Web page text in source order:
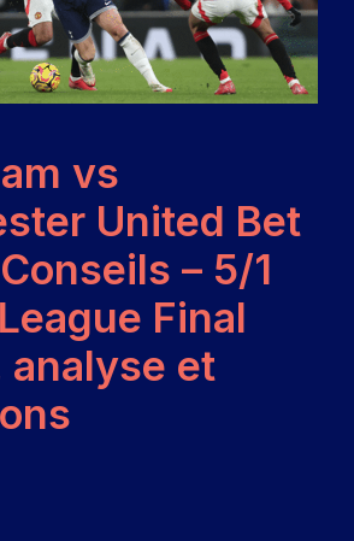
vs
United Bet
– 5/1
Final
analyse et